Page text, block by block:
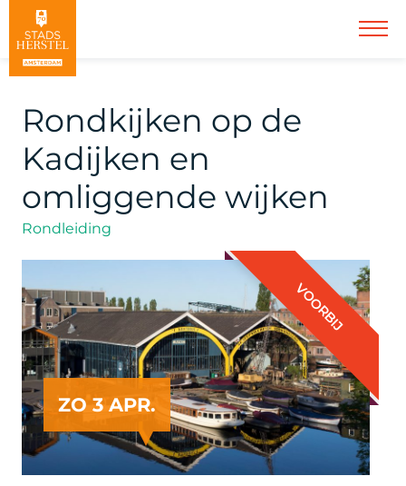
Rondkijken op de
Kadijken en
omliggende wijken
Rondleiding
ZO 3 APR.
VOORBIJ